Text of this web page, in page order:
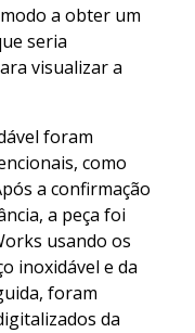
a obter um
seria
visualizar a
foram
como
a confirmação
a peça foi
usando os
inoxidável e da
foram
da